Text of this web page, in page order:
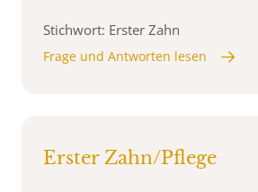
Stichwort: Erster Zahn
Frage und Antworten lesen
Erster Zahn/Pflege